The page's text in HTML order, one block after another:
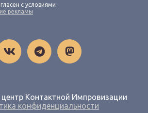
с условиями
рекламы
Контактной Импровизации
конфиденциальности